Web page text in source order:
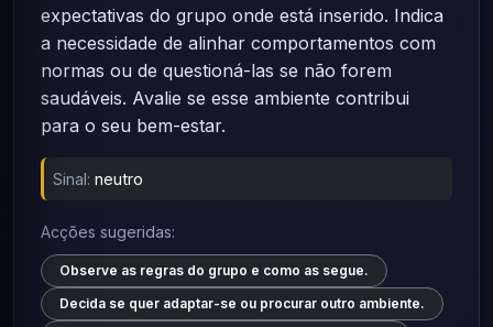
expectativas do grupo onde está inserido. Indica
a necessidade de alinhar comportamentos com
normas ou de questioná-las se não forem
saudáveis. Avalie se esse ambiente contribui
para o seu bem-estar.
Sinal: neutro
Acções sugeridas:
Observe as regras do grupo e como as segue.
Decida se quer adaptar-se ou procurar outro ambiente.